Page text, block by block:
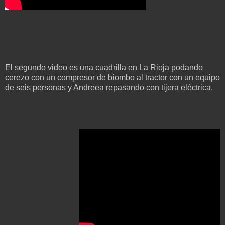
El segundo video es una cuadrilla en La Rioja podando
cerezo con un compresor de biombo al tractor con un equipo
de seis personas y Andreea repasando con tijera eléctrica.